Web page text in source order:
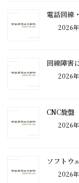
電話回線
2026
回線障害
2026
CNC旋
2026
ソフトウ
2026